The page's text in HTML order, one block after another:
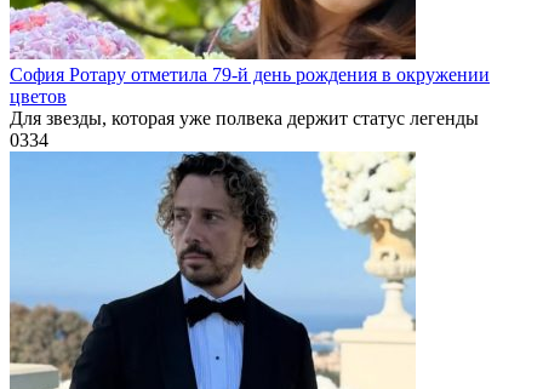
София Ротару отметила 79-й день рождения в окружении
цветов
Для звезды, которая уже полвека держит статус легенды
0334